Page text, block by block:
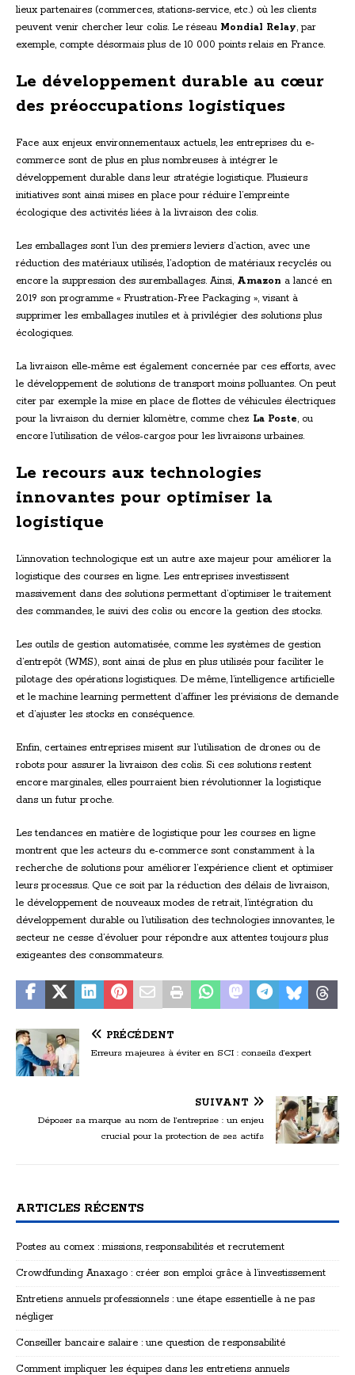
lieux partenaires (commerces, stations-service, etc.) où les clients
peuvent venir chercher leur colis. Le réseau Mondial Relay, par
exemple, compte désormais plus de 10 000 points relais en France.
Le développement durable au cœur
des préoccupations logistiques
Face aux enjeux environnementaux actuels, les entreprises du e-
commerce sont de plus en plus nombreuses à intégrer le
développement durable dans leur stratégie logistique. Plusieurs
initiatives sont ainsi mises en place pour réduire l’empreinte
écologique des activités liées à la livraison des colis.
Les emballages sont l’un des premiers leviers d’action, avec une
réduction des matériaux utilisés, l’adoption de matériaux recyclés ou
encore la suppression des suremballages. Ainsi, Amazon a lancé en
2019 son programme « Frustration-Free Packaging », visant à
supprimer les emballages inutiles et à privilégier des solutions plus
écologiques.
La livraison elle-même est également concernée par ces efforts, avec
le développement de solutions de transport moins polluantes. On peut
citer par exemple la mise en place de flottes de véhicules électriques
pour la livraison du dernier kilomètre, comme chez La Poste, ou
encore l’utilisation de vélos-cargos pour les livraisons urbaines.
Le recours aux technologies
innovantes pour optimiser la
logistique
L’innovation technologique est un autre axe majeur pour améliorer la
logistique des courses en ligne. Les entreprises investissent
massivement dans des solutions permettant d’optimiser le traitement
des commandes, le suivi des colis ou encore la gestion des stocks.
Les outils de gestion automatisée, comme les systèmes de gestion
d’entrepôt (WMS), sont ainsi de plus en plus utilisés pour faciliter le
pilotage des opérations logistiques. De même, l’intelligence artificielle
et le machine learning permettent d’affiner les prévisions de demande
et d’ajuster les stocks en conséquence.
Enfin, certaines entreprises misent sur l’utilisation de drones ou de
robots pour assurer la livraison des colis. Si ces solutions restent
encore marginales, elles pourraient bien révolutionner la logistique
dans un futur proche.
Les tendances en matière de logistique pour les courses en ligne
montrent que les acteurs du e-commerce sont constamment à la
recherche de solutions pour améliorer l’expérience client et optimiser
leurs processus. Que ce soit par la réduction des délais de livraison,
le développement de nouveaux modes de retrait, l’intégration du
développement durable ou l’utilisation des technologies innovantes, le
secteur ne cesse d’évoluer pour répondre aux attentes toujours plus
exigeantes des consommateurs.
PRÉCÉDENT
Erreurs majeures à éviter en SCI : conseils d’expert
SUIVANT
Déposer sa marque au nom de l’entreprise : un enjeu
crucial pour la protection de ses actifs
ARTICLES RÉCENTS
Postes au comex : missions, responsabilités et recrutement
Crowdfunding Anaxago : créer son emploi grâce à l’investissement
Entretiens annuels professionnels : une étape essentielle à ne pas
négliger
Conseiller bancaire salaire : une question de responsabilité
Comment impliquer les équipes dans les entretiens annuels